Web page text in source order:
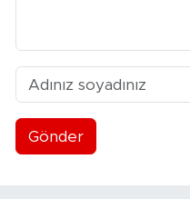
Gönder